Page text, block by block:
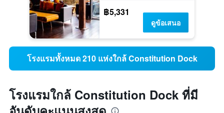
฿5,331
ดูข้อเสนอ
โรงแรมทั้งหมด 210 แห่งใกล้ Constitution Dock
โรงแรมใกล้ Constitution Dock ที่มี